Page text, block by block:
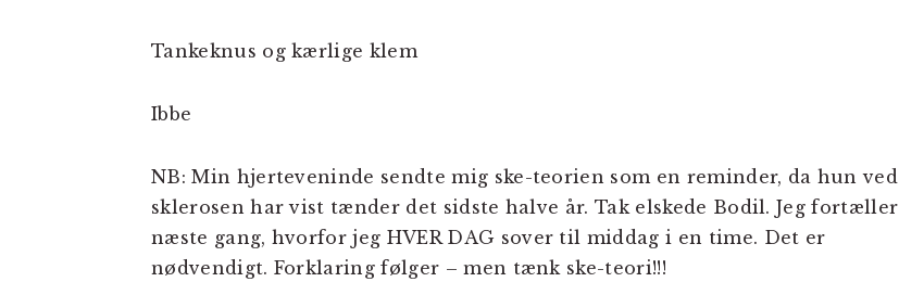
Tankeknus og kærlige klem
Ibbe
NB: Min hjerteveninde sendte mig ske-teorien som en reminder, da hun ved
sklerosen har vist tænder det sidste halve år. Tak elskede Bodil. Jeg fortæller
næste gang, hvorfor jeg HVER DAG sover til middag i en time. Det er
nødvendigt. Forklaring følger – men tænk ske-teori!!!